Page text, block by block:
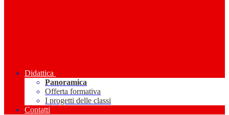
Didattica
Panoramica
Offerta formativa
I progetti delle classi
Contatti